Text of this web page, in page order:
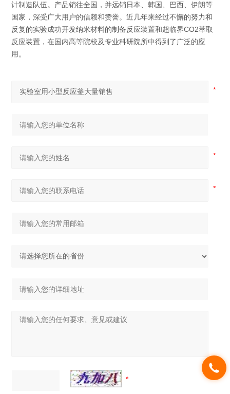
计制造队伍。产品销往全国，并远销日本、韩国、巴西、伊朗等
国家，深受广大用户的信赖和赞誉。近几年来经过不懈的努力和
反复的实验成功开发纳米材料的制备反应装置和超临界CO2萃取
反应装置，在国内高等院校及专业科研院所中得到了广泛的应
用。